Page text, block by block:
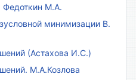
Федоткин М.А.
минимизации В.
(Астахова И.С.)
М.А.Козлова